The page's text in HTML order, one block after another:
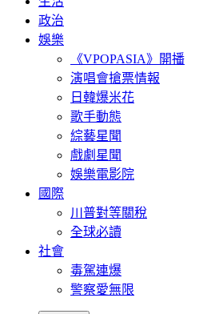
政治
娛樂
《VPOPASIA》開播
演唱會搶票情報
日韓爆米花
歌手動態
綜藝星聞
戲劇星聞
娛樂電影院
國際
川普對等關稅
全球必讀
社會
毒駕連爆
警察愛無限